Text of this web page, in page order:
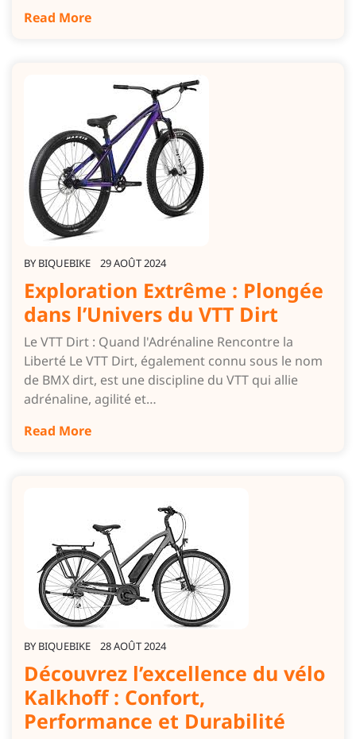
Read More
BY BIQUEBIKE 29 AOÛT 2024
Exploration Extrême : Plongée
dans l’Univers du VTT Dirt
Le VTT Dirt : Quand l'Adrénaline Rencontre la
Liberté Le VTT Dirt, également connu sous le nom
de BMX dirt, est une discipline du VTT qui allie
adrénaline, agilité et…
Read More
BY BIQUEBIKE 28 AOÛT 2024
Découvrez l’excellence du vélo
Kalkhoff : Confort,
Performance et Durabilité